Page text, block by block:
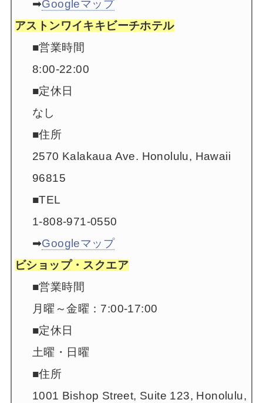
➡Googleマップ
アストンワイキキビーチホテル
■営業時間
8:00-22:00
■定休日
なし
■住所
2570 Kalakaua Ave. Honolulu, Hawaii
96815
■TEL
1-808-971-0550
➡Googleマップ
ビショップ・スクエア
■営業時間
月曜～金曜：7:00-17:00
■定休日
土曜・日曜
■住所
1001 Bishop Street, Suite 123, Honolulu,